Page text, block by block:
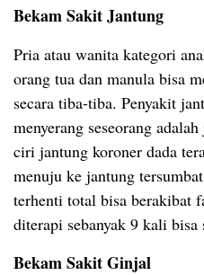
Bekam Sakit Jantung
Pria atau wanita kategori
orang tua dan manula bisa
secara tiba-tiba. Penyakit
menyerang seseorang
ciri jantung koroner dada
menuju ke jantung
terhenti total bisa berakibat
diterapi sebanyak 9 kali bisa
Bekam Sakit Ginjal